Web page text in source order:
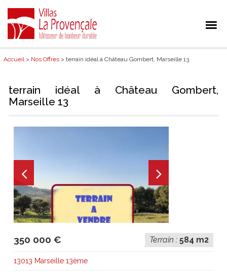
Accueil> Nos Offres > terrain idéal à Château Gombert, Marseille 13
terrain idéal à Château Gombert,
Marseille 13
350 000 € Terrain : 584 m2
13013 Marseille 13ème